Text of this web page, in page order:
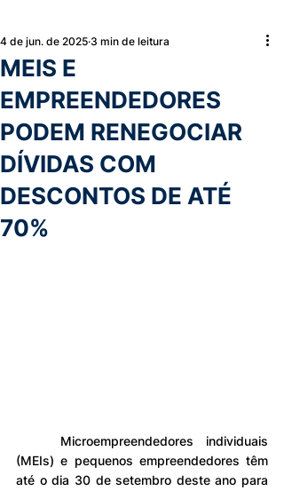
MEIS E
EMPREENDEDORES
PODEM RENEGOCIAR
DÍVIDAS COM
DESCONTOS DE ATÉ
70%
4 de jun. de 2025 3 min de leitura
(MEIs) e pequenos empreendedores têm
até o dia 30 de setembro deste ano para